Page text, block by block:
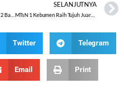
SELANJUTNYA
MTsN 1 Kebumen Raih Tujuh Juara di Harlah MAN 4 Gombong
Twitter Telegram
Email Print